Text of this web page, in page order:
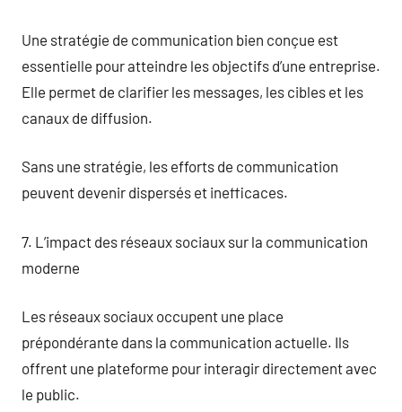
Une stratégie de communication bien conçue est
essentielle pour atteindre les objectifs d’une entreprise.
Elle permet de clarifier les messages, les cibles et les
canaux de diffusion.
Sans une stratégie, les efforts de communication
peuvent devenir dispersés et inefficaces.
7. L’impact des réseaux sociaux sur la communication
moderne
Les réseaux sociaux occupent une place
prépondérante dans la communication actuelle. Ils
offrent une plateforme pour interagir directement avec
le public.